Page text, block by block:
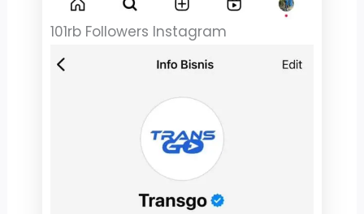
101rb Followers Instagram